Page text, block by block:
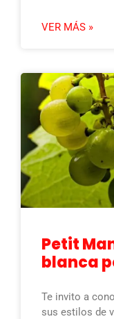
VER MÁS »
Petit
blanca
Te invito a
sus estilos de